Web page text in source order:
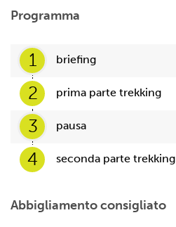
Programma
1 briefing
2 prima parte trekking
3 pausa
4 seconda parte trekking
Abbigliamento consigliato